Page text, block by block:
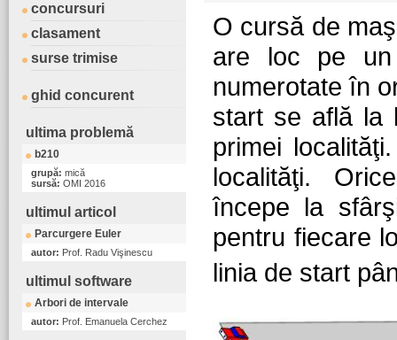
concursuri
clasament
surse trimise
ghid concurent
ultima problemă
b210
grupă: mică
sursă: OMI 2016
ultimul articol
Parcurgere Euler
autor: Prof. Radu Vişinescu
ultimul software
Arbori de intervale
autor: Prof. Emanuela Cerchez
O cursă de
are loc pe
numerotate în
start se află la
primei
localităţi.
începe la
pentru fiecare
linia de start